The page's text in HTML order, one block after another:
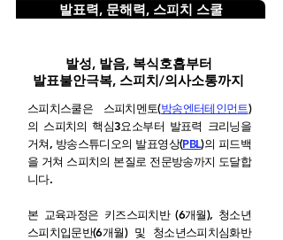
발표력, 문해력, 스피치 스쿨
발성, 발음, 복식호흡부터
발표불안극복, 스피치/의사소통까지
스피치스쿨은 스피치멘토(방송엔터테인먼트)
의 스피치의 핵심3요소부터 발표력 크리닝을
거쳐, 방송스튜디오의 발표영상(PBL)의 피드백
을 거쳐 스피치의 본질로 전문방송까지 도달합
니다.
본 교육과정은 키즈스피치반 (6개월), 청소년
스피치입문반(6개월) 및 청소년스피치심화반